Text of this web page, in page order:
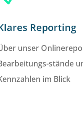
Reporting
unser
stände
im Blick